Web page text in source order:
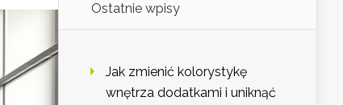
Ostatnie wpisy
Jak zmienić kolorystykę
wnętrza dodatkami i uniknąć